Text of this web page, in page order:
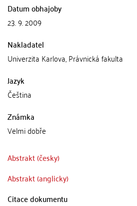
Datum obhajoby
23. 9. 2009
Nakladatel
Univerzita Karlova, Právnická fakulta
Jazyk
Čeština
Známka
Velmi dobře
Abstrakt (česky)
Abstrakt (anglicky)
Citace dokumentu